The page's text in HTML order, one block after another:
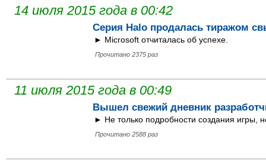
14 июля 2015 года в 00:42
Серия Halo продалась тиражом
► Microsoft отчиталась об успехе.
Прочитано 2375 раз
11 июля 2015 года в 00:49
Вышел свежий дневник
► Не только подробности создания игры,
Прочитано 2588 раз